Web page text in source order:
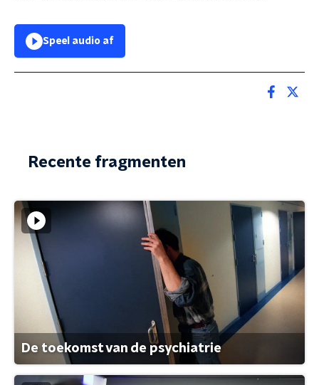
Speel audio af
Recente fragmenten
De toekomst van de psychiatrie